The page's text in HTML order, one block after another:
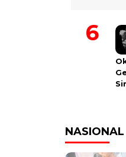
NASIONAL